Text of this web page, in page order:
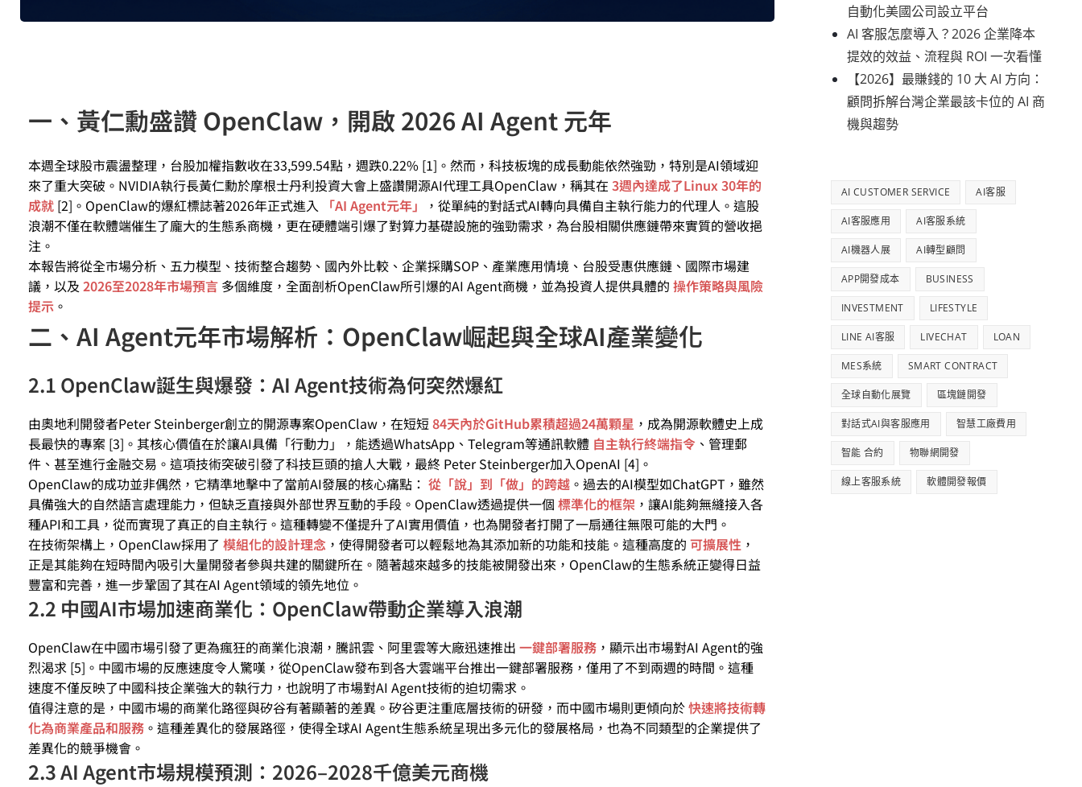
一、黃仁勳盛讚 OpenClaw，開啟 2026 AI Agent 元年
本週全球股市震盪整理，台股加權指數收在33,599.54點，週跌0.22% [1]。然而，科技板塊的成長動能依然強勁，特別是AI領域迎
來了重大突破。NVIDIA執行長黃仁勳於摩根士丹利投資大會上盛讚開源AI代理工具OpenClaw，稱其在 3週內達成了Linux 30年的
成就 [2]。OpenClaw的爆紅標誌著2026年正式進入 「AI Agent元年」
，從單純的對話式AI轉向具備自主執行能力的代理人。這股
浪潮不僅在軟體端催生了龐大的生態系商機，更在硬體端引爆了對算力基礎設施的強勁需求，為台股相關供應鏈帶來實質的營收挹
注。
本報告將從全市場分析、五力模型、技術整合趨勢、國內外比較、企業採購SOP、產業應用情境、台股受惠供應鏈、國際市場建
議，以及 2026至2028年市場預言 多個維度，全面剖析OpenClaw所引爆的AI Agent商機，並為投資人提供具體的 操作策略與風險
提示 。
二、AI Agent元年市場解析：OpenClaw崛起與全球AI產業變化
2.1 OpenClaw誕生與爆發：AI Agent技術為何突然爆紅
由奧地利開發者Peter Steinberger創立的開源專案OpenClaw，在短短84天內於GitHub累積超過24萬顆星 ，成為開源軟體史上成
長最快的專案 [3]。其核心價值在於讓AI具備「行動力」，能透過WhatsApp、Telegram等通訊軟體 自主執行終端指令 、管理郵
件、甚至進行金融交易。這項技術突破引發了科技巨頭的搶人大戰，最終 Peter Steinberger加入OpenAI [4]。
OpenClaw的成功並非偶然，它精準地擊中了當前AI發展的核心痛點： 從「說」到「做」的跨越 。過去的AI模型如ChatGPT，雖然
具備強大的自然語言處理能力，但缺乏直接與外部世界互動的手段。OpenClaw透過提供一個 標準化的框架 ，讓AI能夠無縫接入各
種API和工具，從而實現了真正的自主執行。這種轉變不僅提升了AI實用價值，也為開發者打開了一扇通往無限可能的大門。
在技術架構上，OpenClaw採用了 模組化的設計理念 ，使得開發者可以輕鬆地為其添加新的功能和技能。這種高度的 可擴展性 ，
正是其能夠在短時間內吸引大量開發者參與共建的關鍵所在。隨著越來越多的技能被開發出來，OpenClaw的生態系統正變得日益
豐富和完善，進一步鞏固了其在AI Agent領域的領先地位。
2.2 中國AI市場加速商業化：OpenClaw帶動企業導入浪潮
OpenClaw在中國市場引發了更為瘋狂的商業化浪潮，騰訊雲、阿里雲等大廠迅速推出 一鍵部署服務 ，顯示出市場對AI Agent的強
烈渴求 [5]。中國市場的反應速度令人驚嘆，從OpenClaw發布到各大雲端平台推出一鍵部署服務，僅用了不到兩週的時間。這種
速度不僅反映了中國科技企業強大的執行力，也說明了市場對AI Agent技術的迫切需求。
值得注意的是，中國市場的商業化路徑與矽谷有著顯著的差異。矽谷更注重底層技術的研發，而中國市場則更傾向於快速將技術轉
化為商業產品和服務 。這種差異化的發展路徑，使得全球AI Agent生態系統呈現出多元化的發展格局，也為不同類型的企業提供了
差異化的競爭機會。
2.3 AI Agent市場規模預測：2026–2028千億美元商機
自動化美國公司設立平台
AI 客服怎麼導入？2026 企業降本
提效的效益、流程與 ROI 一次看懂
【2026】最賺錢的 10 大 AI 方向：
顧問拆解台灣企業最該卡位的 AI 商
機與趨勢
AI CUSTOMER SERVICE AI客服
AI客服應用 AI客服系統
AI機器人展 AI轉型顧問
APP開發成本 BUSINESS
INVESTMENT LIFESTYLE
LINE AI客服 LIVECHAT LOAN
MES系統 SMART CONTRACT
全球自動化展覽 區塊鏈開發
對話式AI與客服應用 智慧工廠費用
智能 合約 物聯網開發
線上客服系統 軟體開發報價